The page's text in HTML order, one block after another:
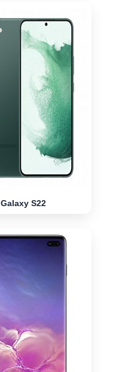
Galaxy S22